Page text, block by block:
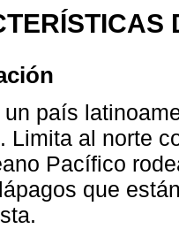
un país
Limita al norte
Pacífico
que